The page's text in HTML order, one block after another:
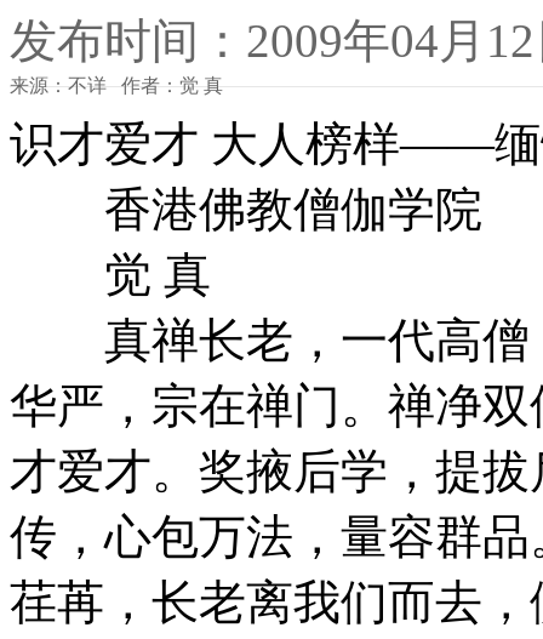
发布时间：2009年04月
来源：不详 作者：觉 真
识才爱才 大人榜样——
香港佛教僧伽学院
觉 真
真禅长老，一代高僧
华严，宗在禅门。禅净
才爱才。奖掖后学，提
传，心包万法，量容群
荏苒，长老离我们而去